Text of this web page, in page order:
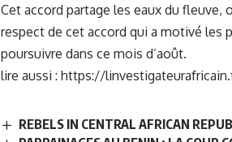
Cet accord partage les eaux du
respect de cet accord qui a motivé les
poursuivre dans ce mois d’août.
lire aussi : https://
REBELS IN CENTRAL AFRICAN